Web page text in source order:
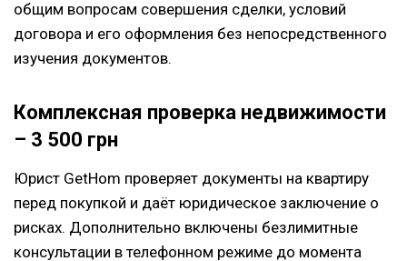
общим вопросам совершения сделки, условий
договора и его оформления без непосредственного
изучения документов.
Комплексная проверка недвижимости
– 3 500 грн
Юрист GetHom проверяет документы на квартиру
перед покупкой и даёт юридическое заключение о
рисках. Дополнительно включены безлимитные
консультации в телефонном режиме до момента